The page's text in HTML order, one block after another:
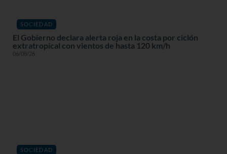
SOCIEDAD
El Gobierno declara alerta roja en la costa por ciclón
extratropical con vientos de hasta 120 km/h
06/08/26
SOCIEDAD